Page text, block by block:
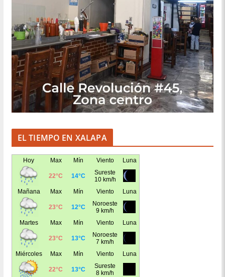
EL TIEMPO EN XALAPA